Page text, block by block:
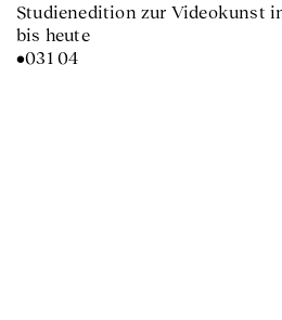
Studienedition zur Videokunst
bis heute
•031 04